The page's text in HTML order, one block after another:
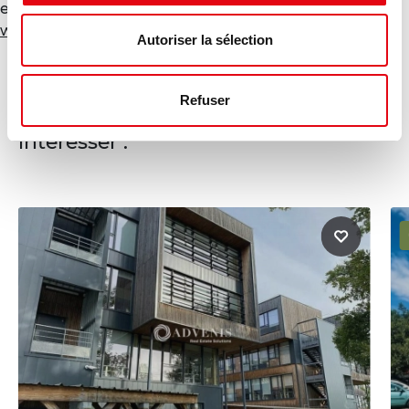
Autoriser la sélection
Refuser
exposé sont disponibles sur le site Géorisques :
www.georisques.gouv.fr
Ces annonces pourraient vous
intéresser :